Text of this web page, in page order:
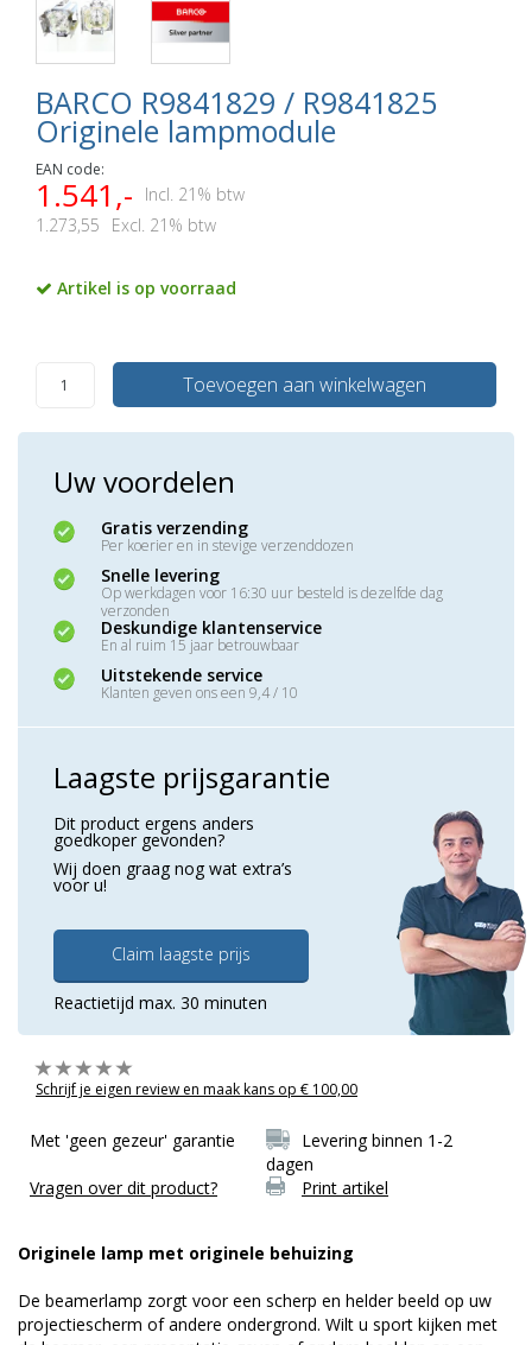
BARCO R9841829 / R9841825
Originele lampmodule
EAN code:
1.541,-
Incl. 21% btw
1.273,55
Excl. 21% btw
Artikel is op voorraad
Toevoegen aan winkelwagen
Uw voordelen
Gratis verzending
Per koerier en in stevige verzenddozen
Snelle levering
Op werkdagen voor 16:30 uur besteld is dezelfde dag
verzonden
Deskundige klantenservice
En al ruim 15 jaar betrouwbaar
Uitstekende service
Klanten geven ons een 9,4 / 10
Laagste prijsgarantie
Dit product ergens anders
goedkoper gevonden?
Wij doen graag nog wat extra’s
voor u!
Claim laagste prijs
Reactietijd max. 30 minuten
Schrijf je eigen review en maak kans op € 100,00
Met 'geen gezeur' garantie
Levering binnen 1-2
dagen
Vragen over dit product?
Print artikel
Originele lamp met originele behuizing
De beamerlamp zorgt voor een scherp en helder beeld op uw
projectiescherm of andere ondergrond. Wilt u sport kijken met